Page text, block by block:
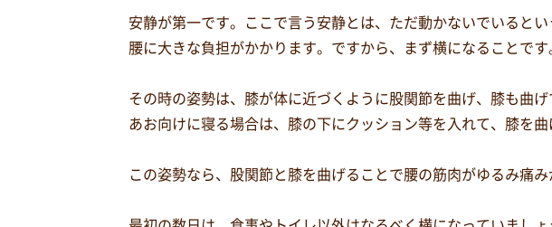
安静が第一です。ここで言う安静とは、ただ動かないでいると
腰に大きな負担がかかります。ですから、まず横になることです
その時の姿勢は、膝が体に近づくように股関節を曲げ、膝も曲
あお向けに寝る場合は、膝の下にクッション等を入れて、膝を
この姿勢なら、股関節と膝を曲げることで腰の筋肉がゆるみ痛み